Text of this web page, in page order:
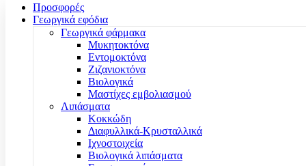
Προσφορές
Γεωργικά εφόδια
Γεωργικά φάρμακα
Μυκητοκτόνα
Εντομοκτόνα
Ζιζανιοκτόνα
Βιολογικά
Μαστίχες εμβολιασμού
Λιπάσματα
Κοκκώδη
Διαφυλλικά-Κρυσταλλικά
Ιχνοστοιχεία
Βιολογικά λιπάσματα